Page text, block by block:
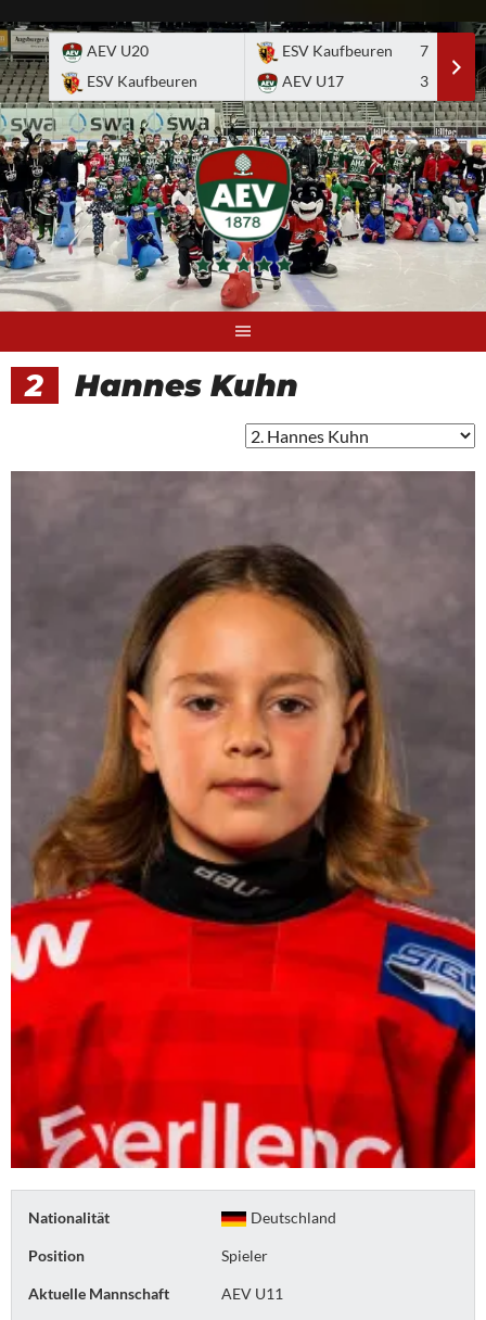
to
content
AEV U20
ESV Kaufbeuren
ESV Kaufbeuren
7
AEV U17
3
2 Hannes Kuhn
Nationalität Deutschland
Position Spieler
Aktuelle Mannschaft AEV U11